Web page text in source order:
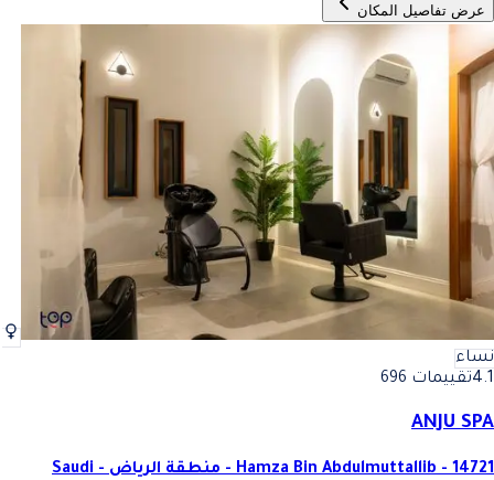
عرض تفاصيل المكان
نساء
4.1تقييمات 696
ANJU SPA
Hamza Bin Abdulmuttallib - 14721 - منطقة الرياض - Saudi